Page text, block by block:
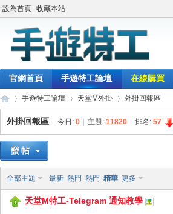
設為首頁 收藏本站
官網首頁 手遊特工論壇 在線購買
»
手遊特工論壇 天堂M外掛 外掛回報區
外掛回報區 今日: 0 主題: 11820 排名: 57
全部主題 最新 熱門 熱門 精華 更多
天堂M特工-Telegram 通知教學